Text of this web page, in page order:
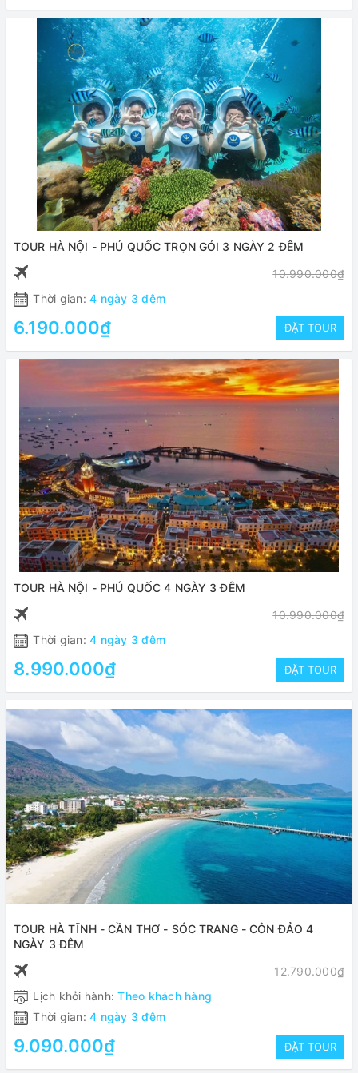
TOUR HÀ NỘI - PHÚ QUỐC TRỌN GÓI 3 NGÀY 2 ĐÊM
10.990.000₫
Thời gian: 4 ngày 3 đêm
6.190.000₫ ĐẶT TOUR
TOUR HÀ NỘI - PHÚ QUỐC 4 NGÀY 3 ĐÊM
10.990.000₫
Thời gian: 4 ngày 3 đêm
8.990.000₫ ĐẶT TOUR
TOUR HÀ TĨNH - CẦN THƠ - SÓC TRANG - CÔN ĐẢO 4
NGÀY 3 ĐÊM
12.790.000₫
Lịch khởi hành:Theo khách hàng
Thời gian: 4 ngày 3 đêm
9.090.000₫ ĐẶT TOUR